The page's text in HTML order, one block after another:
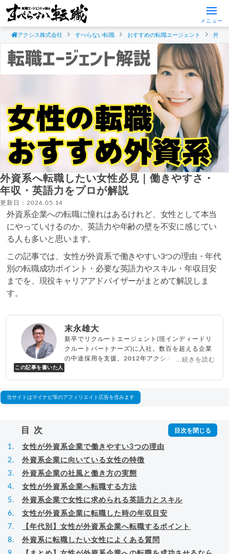
メニュー
アクシス株式会社 すべらない転職 おすすめの転職エージェント 外資
外資系へ転職したい女性必見｜働きやすさ・
年収・英語力をプロが解説
更新日：2026.05.14
外資系企業への転職に憧れはあるけれど、女性として本当
にやっていけるのか、英語力や年齢の壁を不安に感じてい
る人も多いと思います。
この記事では、女性が外資系で働きやすい3つの理由・年代
別の転職成功ポイント・必要な英語力やスキル・年収目安
までを、現役キャリアアドバイザーがまとめて解説しま
す。
この記事を書いた人
末永雄大
新卒でリクルートエージェント(現インディードリ
クルートパートナーズ)に入社。数百を超える企業
の中途採用を支援。2012年アクシス(株)設立、代
べらない転職エージェント
...続きを読む
当サイトはマイナビ等のアフィリエイト広告を含みます
目次
女性が外資系企業で働きやすい3つの理由
外資系企業に向いている女性の特徴
外資系企業の社風と働き方の実態
女性が外資系企業へ転職する方法
外資系企業で女性に求められる英語力とスキル
女性が外資系企業に転職した時の年収目安
【年代別】女性が外資系企業へ転職するポイント
外資系に転職したい女性によくある質問